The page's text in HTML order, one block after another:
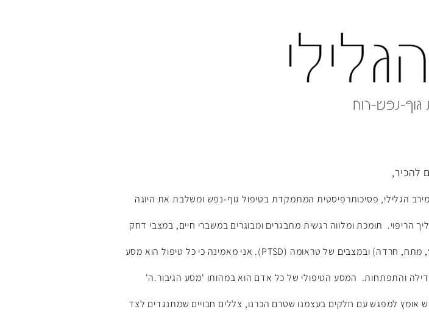
להכיר,
הגלילי, פסיכותרפיסטית המתמקדת בטיפול גוף-נפש ומשלבת את היוגה
הריפוי. תומכת ומלווה רגשית מתבגרים ומבוגרים במשברי חיים, במצבי דחק
מתח, ח רדה) ובמצבים של טראומה (PTSD). אני מאמינה כי כל טיפול הוא מסע
והתפתחות. המסע הטיפולי של כל אדם הוא במהותו 'מסע הגיבור.ה'
אומץ למפגש עם חלקים בעצמנו שטרם הכרנו, צללים חבויים שמתנגדים לצד